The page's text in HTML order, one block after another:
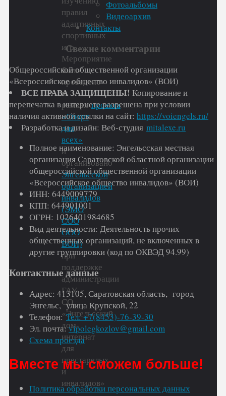
правил
адаптивных
спортивных
игр.
Мероприятие
было
проведено
в
рамкахпроекта
«Спорт
для
всех»
и
организовано
Энгельсской
организацией
инвалидов
(ЭМО
СОО
ООО
ВОИ)
при
поддержке
администрации
ГАУ
СО
«Энгельсский
дом-
интернат
для
престарелых
и
инвалидов»
Фотоальбомы
Видеоархив
Контакты
Свежие комментарии
Общероссийской общественной организации
«Всероссийское общество инвалидов» (ВОИ)
ВСЕ ПРАВА ЗАЩИЩЕНЫ! Копирование и
перепечатка в интернете разрешена при условии
наличия активной ссылки на сайт: https://voiengels.ru/
Разработка и дизайн: Веб-студия mitalexe.ru
Полное наименование: Энгельсская местная
организация Саратовской областной организации
общероссийской общественной организации
«Всероссийское общество инвалидов» (ВОИ)
ИНН: 6449009779
КПП: 644901001
ОГРН: 1026401984685
Вид деятельности: Деятельность прочих
общественных организаций, не включенных в
другие группировки (код по ОКВЭД 94.99)
Контактные данные
Адрес: 413105, Саратовская область, город
Энгельс, улица Крупской, 22
Телефон:Тел: +7(8453)-76-39-30
Эл. почта:vipolegkozlov@gmail.com
Схема проезда
Вместе мы сможем больше!
Политика обработки персональных данных